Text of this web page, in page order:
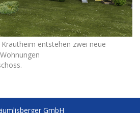
Krautheim entstehen zwei neue
GmbH